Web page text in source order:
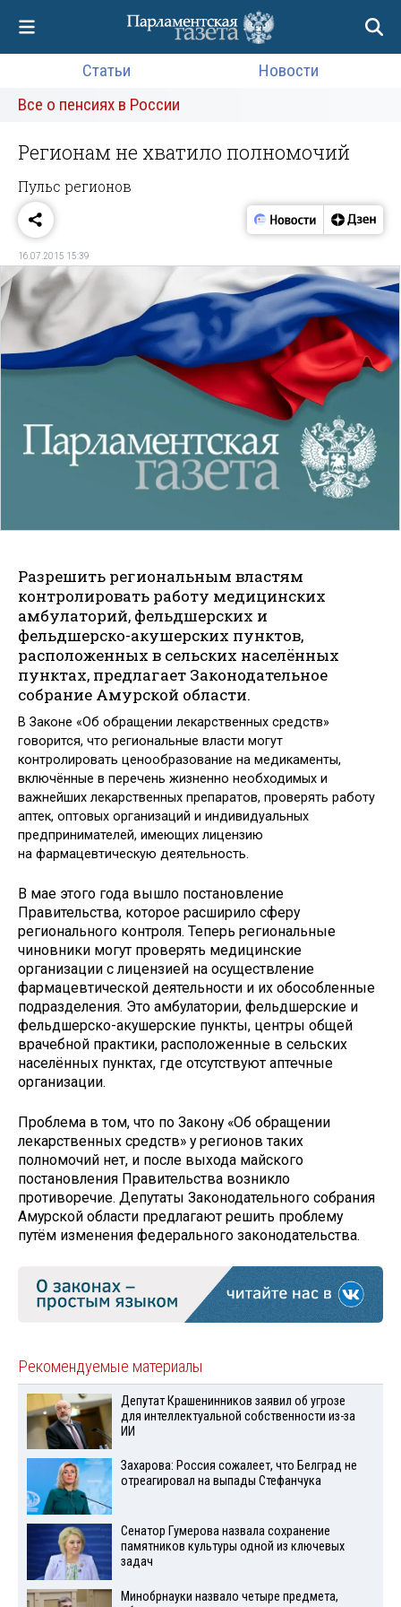
Статьи
Новости
Все о пенсиях в России
Регионам не хватило полномочий
Пульс регионов
16.07.2015 15:39
Разрешить региональным властям
контролировать работу медицинских
амбулаторий, фельдшерских и
фельдшерско-акушерских пунктов,
расположенных в сельских населённых
пунктах, предлагает Законодательное
собрание Амурской области.
В Законе «Об обращении лекарственных средств»
говорится, что региональные власти могут
контролировать ценообразование на медикаменты,
включённые в перечень жизненно необходимых и
важнейших лекарственных препаратов, проверять работу
аптек, оптовых организаций и индивидуальных
предпринимателей, имеющих лицензию
на фармацевтическую деятельность.
В мае этого года вышло постановление
Правительства, которое расширило сферу
регионального контроля. Теперь региональные
чиновники могут проверять медицинские
организации с лицензией на осуществление
фармацевтической деятельности и их обособленные
подразделения. Это амбулатории, фельдшерские и
фельдшерско-акушерские пункты, центры общей
врачебной практики, расположенные в сельских
населённых пунктах, где отсутствуют аптечные
организации.
Проблема в том, что по Закону «Об обращении
лекарственных средств» у регионов таких
полномочий нет, и после выхода майского
постановления Правительства возникло
противоречие. Депутаты Законодательного собрания
Амурской области предлагают решить проблему
путём изменения федерального законодательства.
Рекомендуемые материалы
Депутат Крашенинников заявил об угрозе
для интеллектуальной собственности из-за
ИИ
Захарова: Россия сожалеет, что Белград не
отреагировал на выпады Стефанчука
Сенатор Гумерова назвала сохранение
памятников культуры одной из ключевых
задач
Минобрнауки назвало четыре предмета,